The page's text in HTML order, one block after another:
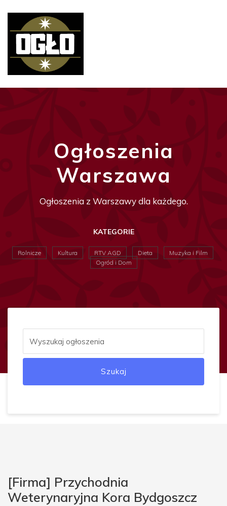
Ogłoszenia
Warszawa
Ogłoszenia z Warszawy dla każdego.
KATEGORIE
Rolnicze Kultura RTV AGD Dieta
Muzyka i Film
Ogród i Dom
Szukaj
[Firma] Przychodnia
Weterynaryjna Kora Bydgoszcz